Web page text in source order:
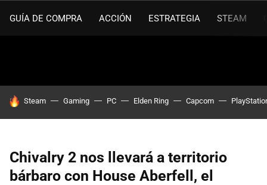
GUÍA DE COMPRA ACCIÓN ESTRATEGIA STEAM
HOY SE HABLA DE
Steam Gaming PC Elden Ring Capcom
Chivalry 2 nos llevará a territorio
bárbaro con House Aberfell, el